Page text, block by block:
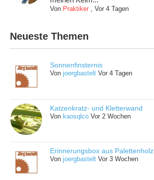
Von Praktiker ,Vor 4 Tagen
Neueste Themen
Sonnenfinsternis
Vonjoergbastelt Vor 4 Tagen
Katzenkratz- und Kletterwand
Vonkaosqlco Vor 2 Wochen
Erinnerungsbox aus Palettenholz
Vonjoergbastelt Vor 3 Wochen